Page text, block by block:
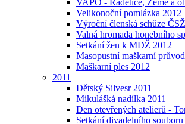
VAPO - Radětice, Země a
Velikonoční pomlázka 2012
Výroční členská schůze ČSŽ
Valná hromada honebního
Setkání žen k MDŽ 2012
Masopustní maškarní
Maškarní ples 2012
2011
Dětský Silvesr 2011
Mikulášká nadílka 2011
Den otevřených atelierů -
Setkání divadelního souboru